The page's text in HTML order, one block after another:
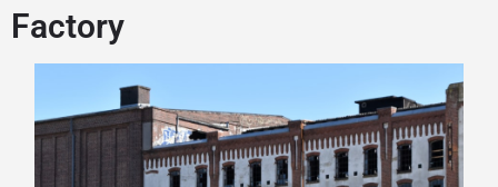
Factory